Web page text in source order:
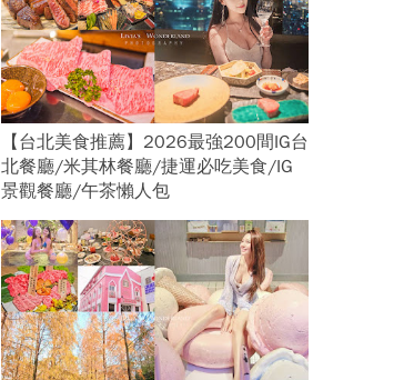
【台北美食推薦】2026最強200間IG台
北餐廳/米其林餐廳/捷運必吃美食/IG
景觀餐廳/午茶懶人包